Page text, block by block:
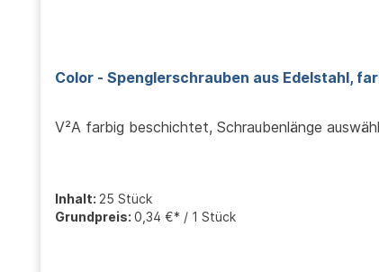
Color - Spenglerschrauben aus Edelstahl,
V²A farbig beschichtet, Schraubenlänge
Inhalt: 25 Stück
Grundpreis: 0,34 €* / 1 Stück